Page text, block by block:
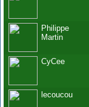
Philippe
Martin
CyCee
lecoucou